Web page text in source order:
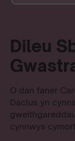
Dileu
O dan faner
Daclus yn
cynnwys